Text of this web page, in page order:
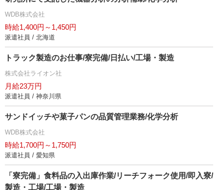
WDB株式会社
時給1,400円～1,450円
派遣社員 / 北海道
トラック製造のお仕事/寮完備/日払い/工場・製造
株式会社ライオン社
月給23万円
派遣社員 / 神奈川県
サンドイッチや菓子パンの品質管理業務/化学分析
WDB株式会社
時給1,700円～1,750円
派遣社員 / 愛知県
「寮完備」食料品の入出庫作業/リーチフォーク使用/即入寮/
製造・工場/工場・製造